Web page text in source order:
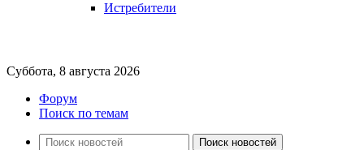
Истребители
Суббота, 8 августа 2026
Форум
Поиск по темам
Поиск новостей